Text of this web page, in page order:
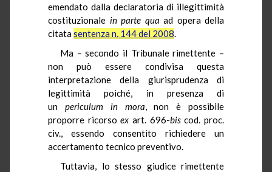
emendato dalla declaratoria di illegittimità
costituzionale in parte qua ad opera della
citatasentenza n. 144 del 2008.
Ma – secondo il Tribunale rimettente –
non può essere condivisa questa
interpretazione della giurisprudenza di
legittimità poiché, in presenza di
un periculum in mora, non è possibile
proporre ricorsoex art. 696-biscod. proc.
civ., essendo consentito richiedere un
accertamento tecnico preventivo.
Tuttavia, lo stesso giudice rimettente